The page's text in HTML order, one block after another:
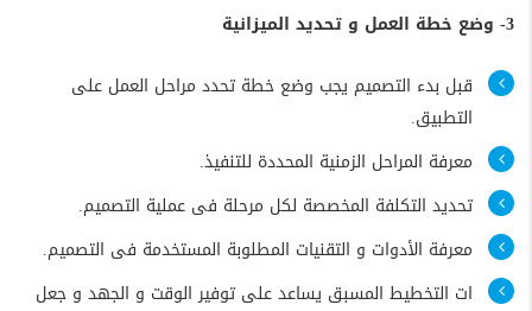
3- وضع خطة العمل و تحديد الميزانية
قبل بدء التصميم يجب وضع خطة تحدد مراحل العمل على
التطبيق.
معرفة المراحل الزمنية المحددة للتنفيذ.
تحديد التكلفة المخصصة لكل مرحلة فى عملية التصميم.
معرفة الأدوات و التقنيات المطلوبة المستخدمة فى التصميم.
ات التخطيط المسبق يساعد على توفير الوقت و الجهد و جعل